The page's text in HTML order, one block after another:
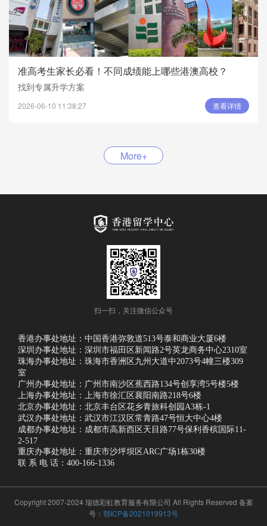
准高考生家长必看！不同成绩能上哪些港澳高校？
找到专属升学方案
2026-06-10 11:38:27 查看详情
More+
扫一扫，关注微信公众号
香港办事处地址：中国香港弥敦道513号泰和商业大厦6楼
深圳办事处地址：深圳市福田区新闻路2号英龙商务中心2310室
珠海办事处地址：珠海市香洲区九州大道中2073号4幢三楼309
室
广州办事处地址：广州市南沙区蕉西路134号创享湾5号楼5楼
上海办事处地址：上海市徐汇区襄阳南路218号6楼
北京办事处地址：北京丰台区花乡青旅科创园A3栋-1
武汉办事处地址：武汉市江汉区常青路47号恒大中心4楼
成都办事处地址：成都市高新西区天目路77号保利香槟国际11-
2-517
重庆办事处地址：重庆市沙坪坝区ARC广场1栋30楼
联 系 电 话：400-166-1336
Copyright 2007-2024 瑞德彩虹教育服务有限公司 All Rights Reserved 备案
号： 鄂ICP备2021019913号